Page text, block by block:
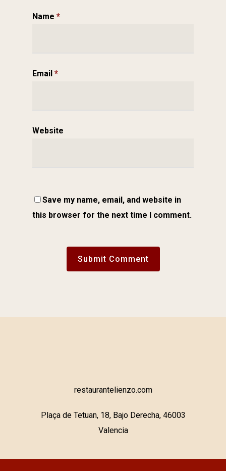
Name *
Email *
Website
Save my name, email, and website in
this browser for the next time I comment.
restaurantelienzo.com
Plaça de Tetuan, 18, Bajo Derecha, 46003
Valencia